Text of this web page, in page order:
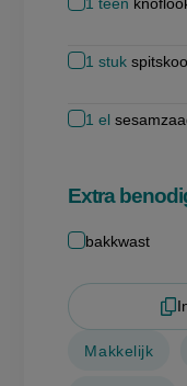
1 stuk
1 el
Extra
bakkwast
Makkelijk